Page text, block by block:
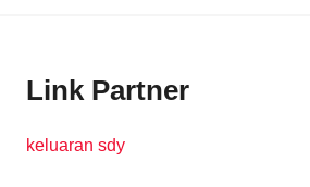
Link Partner
keluaran sdy